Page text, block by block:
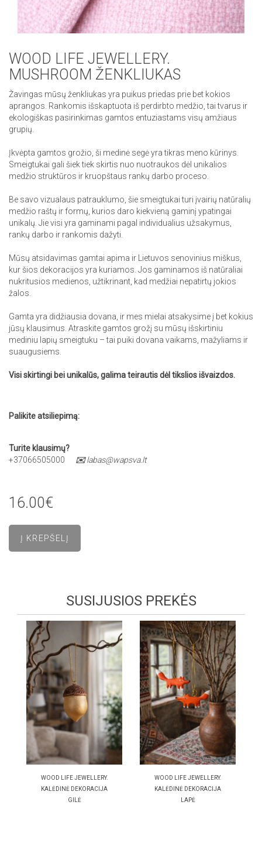
WOOD LIFE JEWELLERY.
MUSHROOM ŽENKLIUKAS
Žavingas mūsų ženkliukas yra puikus priedas prie bet kokios
aprangos. Rankomis išskaptuota iš perdirbto medžio, tai tvarus ir
ekologiškas pasirinkimas gamtos entuziastams visų amžiaus
grupių.
Įkvėpta gamtos grožio, ši medinė segė yra tikras meno kūrinys.
Smeigtukai gali šiek tiek skirtis nuo nuotraukos dėl unikalios
medžio struktūros ir kruopštaus rankų darbo proceso.
Be savo vizualaus patrauklumo, šie smeigtukai turi įvairių natūralių
medžio raštų ir formų, kurios daro kiekvieną gaminį ypatingai
unikalų. Jie visi yra gaminami pagal individualius užsakymus,
rankų darbo ir rankomis dažyti.
Mūsų atsidavimas gamtai apima ir Lietuvos senovinius miškus,
kur šios dekoracijos yra kuriamos. Jos gaminamos iš natūraliai
nukritusios medienos, užtikrinant, kad medžiai nepatirtų jokios
žalos.
Gamta yra didžiausia dovana, ir mes mielai atsakysime į bet kokius
jūsų klausimus. Atraskite gamtos grožį su mūsų išskirtiniu
mediniu lapių smeigtuku – tai puiki dovana vaikams, mažyliams ir
suaugusiems.
Visi skirtingi bei unikalūs, galima teirautis dėl tikslios išvaizdos.
Palikite atsiliepimą:
Turite klausimų?
+37066505000
✉️labas@wapsva.lt
16.00€
SUSIJUSIOS PREKĖS
WOOD LIFE JEWELLERY.
KALĖDINĖ DEKORACIJA
GILĖ
WOOD LIFE JEWELLERY.
KALĖDINĖ DEKORACIJA
LAPĖ